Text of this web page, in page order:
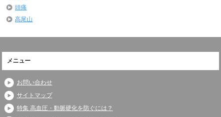
頭痛
高尾山
メニュー
お問い合わせ
サイトマップ
特集 高血圧・動脈硬化を防ぐには？